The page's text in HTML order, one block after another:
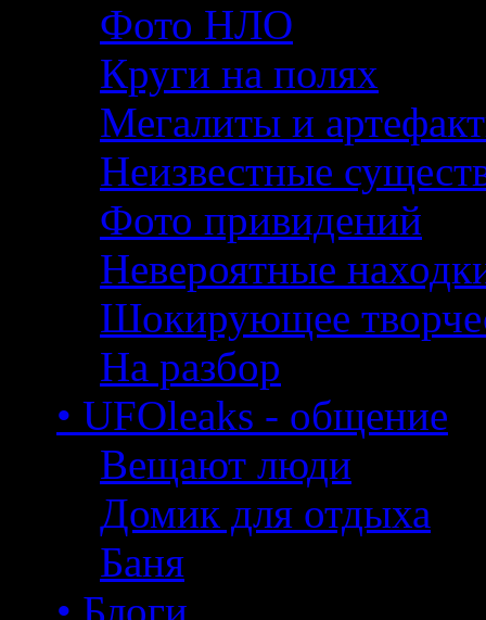
Фото НЛО
Круги на полях
Мегалиты и
Неизвестные
Фото привидений
Невероятные
Шокирующее
На разбор
• UFOleaks - общение
Вещают люди
Домик для отдыха
Баня